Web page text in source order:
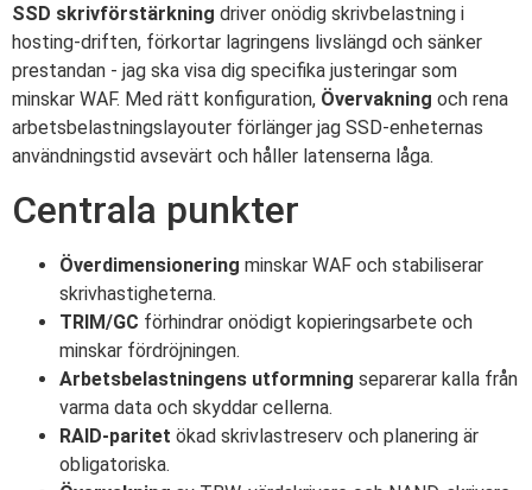
SSD skrivförstärkning driver onödig skrivbelastning i
hosting-driften, förkortar lagringens livslängd och sänker
prestandan - jag ska visa dig specifika justeringar som
minskar WAF. Med rätt konfiguration, Övervakning och rena
arbetsbelastningslayouter förlänger jag SSD-enheternas
användningstid avsevärt och håller latenserna låga.
Centrala punkter
Överdimensionering minskar WAF och stabiliserar
skrivhastigheterna.
TRIM/GC förhindrar onödigt kopieringsarbete och
minskar fördröjningen.
Arbetsbelastningens utformning separerar kalla från
varma data och skyddar cellerna.
RAID-paritet ökad skrivlastreserv och planering är
obligatoriska.